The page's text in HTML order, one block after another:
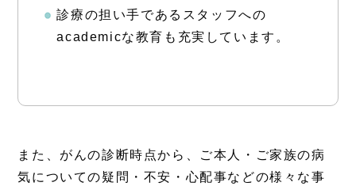
診療の担い手であるスタッフへの
academicな教育も充実しています。
また、がんの診断時点から、ご本人・ご家族の病
気についての疑問・不安・心配事などの様々な事